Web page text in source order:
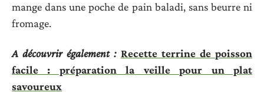
mange dans une poche de pain baladi, sans beurre ni
fromage.
A découvrir également : Recette terrine de poisson
facile : préparation la veille pour un plat
savoureux